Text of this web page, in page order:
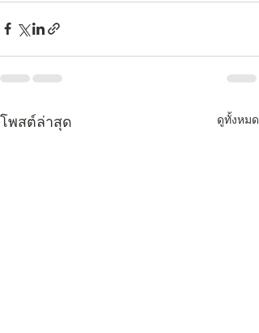
โพสต์ล่าสุด ดูทั้งหมด